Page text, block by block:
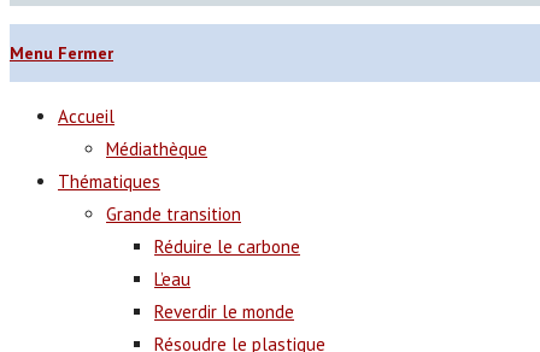
Menu Fermer
Accueil
Médiathèque
Thématiques
Grande transition
Réduire le carbone
L’eau
Reverdir le monde
Résoudre le plastique